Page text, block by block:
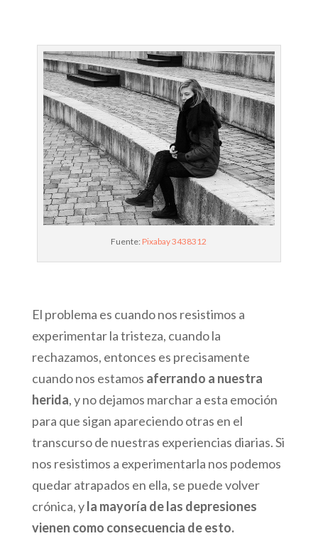
Fuente: Pixabay 3438312
El problema es cuando nos resistimos a
experimentar la tristeza, cuando la
rechazamos, entonces es precisamente
cuando nos estamos aferrando a nuestra
herida, y no dejamos marchar a esta emoción
para que sigan apareciendo otras en el
transcurso de nuestras experiencias diarias. Si
nos resistimos a experimentarla nos podemos
quedar atrapados en ella, se puede volver
crónica, yla mayoría de las depresiones
vienen como consecuencia de esto.